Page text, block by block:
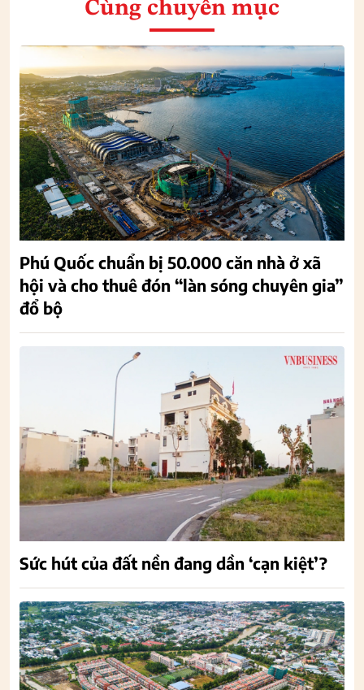
Cùng chuyên mục
Phú Quốc chuẩn bị 50.000 căn nhà ở xã
hội và cho thuê đón “làn sóng chuyên gia”
đổ bộ
Sức hút của đất nền đang dần ‘cạn kiệt’?